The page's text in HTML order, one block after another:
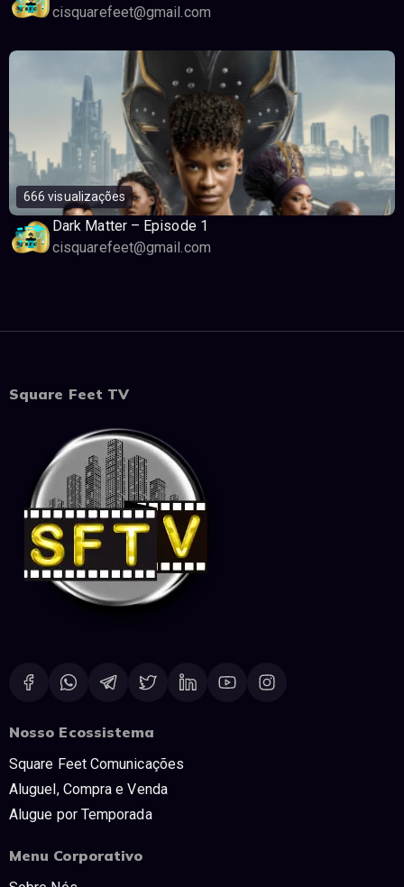
cisquarefeet@gmail.com
666 visualizações
Dark Matter – Episode 1
cisquarefeet@gmail.com
Square Feet TV
Nosso Ecossistema
Square Feet Comunicações
Aluguel, Compra e Venda
Alugue por Temporada
Menu Corporativo